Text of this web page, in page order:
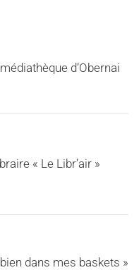
d’Obernai
« Le Libr’air »
dans mes baskets »